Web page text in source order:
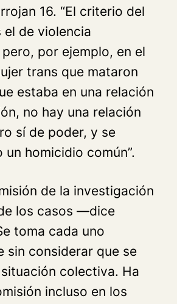
16. “El criterio del
el de violencia
por ejemplo, en el
trans que mataron
estaba en una relación
no hay una relación
sí de poder, y se
un homicidio común”.
de la investigación
los casos —dice
toma cada uno
sin considerar que se
colectiva. Ha
incluso en los